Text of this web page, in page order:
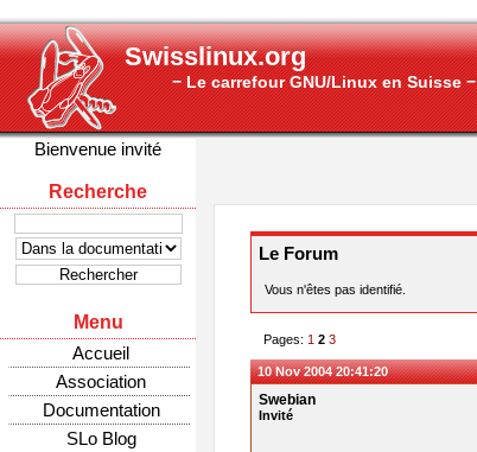
Swisslinux.org
− Le carrefour GNU/Linux en Suisse −
Bienvenue invité
Recherche
Menu
Accueil
Association
Documentation
SLo Blog
Le Forum
Vous n'êtes pas identifié.
Pages: 1 2 3
10 Nov 2004 20:41:20
Swebian
Invité